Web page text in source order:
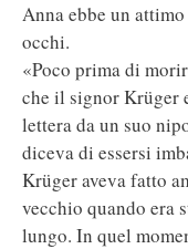
Anna ebbe un
occhi.
«Poco prima di
che il signor Krüger
lettera da un suo
diceva di essersi
Krüger aveva fatto
vecchio quando era
lungo. In quel